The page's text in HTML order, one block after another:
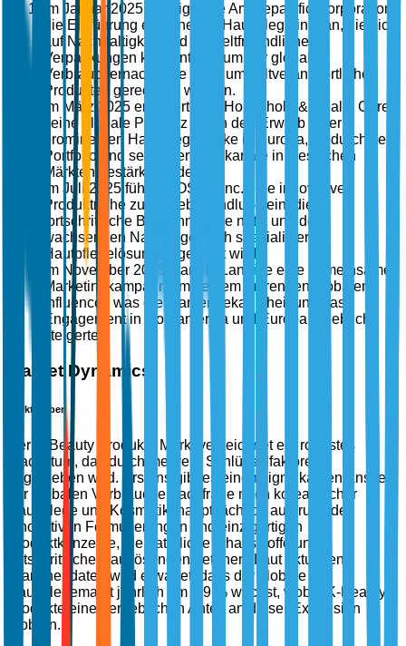
Im Januar 2025 kündigte die Amorepacific Corporation
die Einführung einer neuen Hautpflegelinie an, die sich
auf Nachhaltigkeit und umweltfreundliche
Verpackungen konzentriert, um der globalen
Verbrauchernachfrage nach umweltverantwortlichen
Produkten gerecht zu werden.
Im März 2025 erweiterte LG Household & Health Care
seine globale Präsenz durch den Erwerb einer
prominenten Hautpflegemarke in Europa, wodurch sein
Portfolio und seine Vertriebskanäle in westlichen
Märkten gestärkt wurden.
Im Juli 2025 führte COSRX Inc. eine innovative
Produktreihe zur Aknebehandlung ein, die
fortschrittliche Biotechnologie nutzt und der
wachsenden Nachfrage nach spezialisierten
Hautpflegelösungen gerecht wird.
Im November 2025 startete Laneige eine gemeinsame
Marketingkampagne mit einem führenden globalen
Influencer, was die Markenbekanntheit und das
Engagement in Nordamerika und Europa erheblich
steigerte.
Market Dynamics
Markttreiber
Der K-Beauty Produkte Markt verzeichnet ein robustes
Wachstum, das durch mehrere Schlüsselfaktoren
angetrieben wird. Erstens gibt es einen signifikanten Anstieg
der globalen Verbrauchernachfrage nach koreanischer
Hautpflege und Kosmetik, hauptsächlich aufgrund der
innovativen Formulierungen und einzigartigen
Produktkonzepte, die natürliche Inhaltsstoffe und
fortschrittliche Hautlösungen betonen. Laut aktuellen
Branchendaten wird erwartet, dass der globale
Hautpflegemarkt jährlich um 5,9 % wächst, wobei K-Beauty
Produkte einen erheblichen Anteil an dieser Expansion
erobern.